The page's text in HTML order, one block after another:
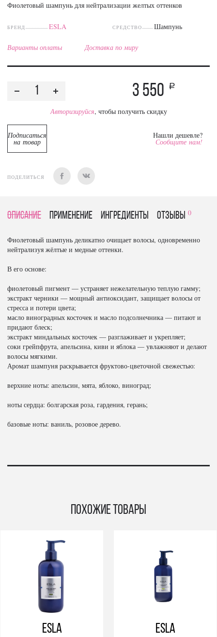
Фиолетовый шампунь для нейтрализации желтых оттенков
БРЕНД ESLA СРЕДСТВО Шампунь
Варианты оплаты Доставка по миру
3 550 a
Авторизируйся, чтобы получить скидку
Подписаться
на товар
Нашли дешевле?
Сообщите нам!
ПОДЕЛИТЬСЯ
Описание Применение Ингредиенты отзывы 0
Фиолетовый шампунь деликатно очищает волосы, одновременно
нейтрализуя жёлтые и медные оттенки.
В его основе:
фиолетовый пигмент — устраняет нежелательную теплую гамму;
экстракт черники — мощный антиоксидант, защищает волосы от
стресса и потери цвета;
масло виноградных косточек и масло подсолнечника — питают и
придают блеск;
экстракт миндальных косточек — разглаживает и укрепляет;
соки грейпфрута, апельсина, киви и яблока — увлажняют и делают
волосы мягкими.
Аромат шампуня раскрывается фруктово-цветочной свежестью:
верхние ноты: апельсин, мята, яблоко, виноград;
ноты сердца: болгарская роза, гардения, герань;
базовые ноты: ваниль, розовое дерево.
Похожие товары
ESLA ESLA